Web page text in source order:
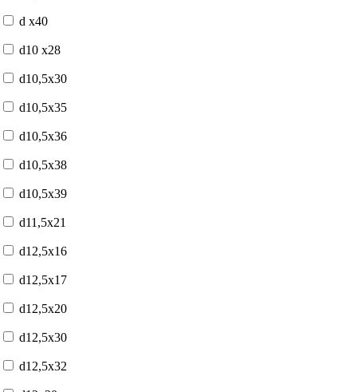
d x40
d10 x28
d10,5x30
d10,5x35
d10,5x36
d10,5x38
d10,5x39
d11,5x21
d12,5x16
d12,5x17
d12,5x20
d12,5x30
d12,5x32